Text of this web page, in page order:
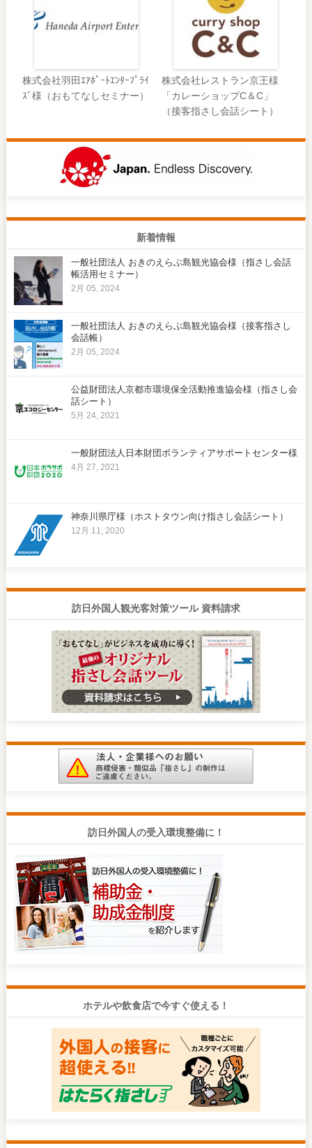
株式会社羽田ｴｱﾎﾟｰﾄｴﾝﾀｰﾌﾟﾗｲ
ｽﾞ様（おもてなしセミナー）
株式会社レストラン京王様
「カレーショップC＆C」
（接客指さし会話シート）
新着情報
一般社団法人 おきのえらぶ島観光協会様（指さし会話
帳活用セミナー）
2月 05, 2024
一般社団法人 おきのえらぶ島観光協会様（接客指さし
会話帳）
2月 05, 2024
公益財団法人京都市環境保全活動推進協会様（指さし会
話シート）
5月 24, 2021
一般財団法人日本財団ボランティアサポートセンター様
4月 27, 2021
神奈川県庁様（ホストタウン向け指さし会話シート）
12月 11, 2020
訪日外国人観光客対策ツール 資料請求
訪日外国人の受入環境整備に！
ホテルや飲食店で今すぐ使える！